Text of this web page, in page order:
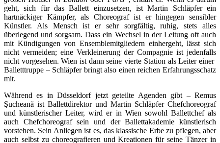
geht, sich für das Ballett einzusetzen, ist Martin Schläpfer ein
hartnäckiger Kämpfer, als Choreograf ist er hingegen sensibler
Künstler. Als Mensch ist er sehr sorgfältig, ruhig, stets alles
überlegend und sorgsam. Dass ein Wechsel in der Leitung oft auch
mit Kündigungen von Ensemblemitgliedern einhergeht, lässt sich
nicht vermeiden; eine Verkleinerung der Compagnie ist jedenfalls
nicht vorgesehen. Wien ist dann seine vierte Station als Leiter einer
Balletttruppe – Schläpfer bringt also einen reichen Erfahrungsschatz
mit.
Während es in Düsseldorf jetzt geteilte Agenden gibt – Remus
Şucheană ist Ballettdirektor und Martin Schläpfer Chefchoreograf
und künstlerischer Leiter, wird er in Wien sowohl Ballettchef als
auch Chefchoreograf sein und der Ballettakademie künstlerisch
vorstehen. Sein Anliegen ist es, das klassische Erbe zu pflegen, aber
auch selbst zu choreografieren und Kreationen für seine Tänzer in